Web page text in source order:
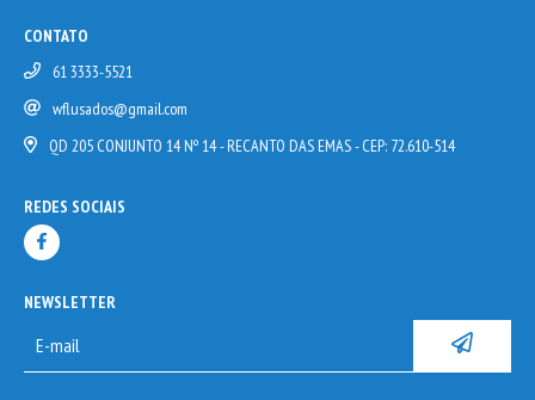
CONTATO
61 3333-5521
wflusados@gmail.com
QD 205 CONJUNTO 14 Nº 14 - RECANTO DAS EMAS - CEP: 72.610-514
REDES SOCIAIS
NEWSLETTER